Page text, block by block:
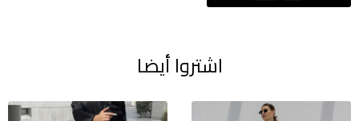
اشتروا أيضا